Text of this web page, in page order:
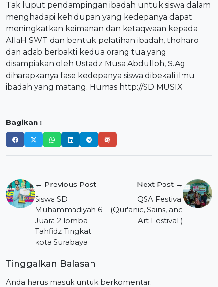
Tak luput pendampingan ibadah untuk siswa dalam
menghadapi kehidupan yang kedepanya dapat
meningkatkan keimanan dan ketaqwaan kepada
AllaH SWT dan bentuk pelatihan ibadah, thoharo
dan adab berbakti kedua orang tua yang
disampiakan oleh Ustadz Musa Abdulloh, S.Ag
diharapkanya fase kedepanya siswa dibekali ilmu
ibadah yang matang. Humas http://SD MUSIX
Bagikan :
pos
← Previous Post
Siswa SD
Muhammadiyah 6
Juara 2 lomba
Tahfidz Tingkat
kota Surabaya
Next Post →
QSA Festival
(Qur'anic, Sains, and
Art Festival )
Tinggalkan Balasan
Anda harus masuk untuk berkomentar.